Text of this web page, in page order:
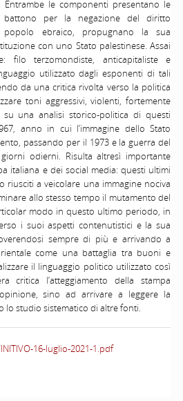
le componenti presentano le
battono per la negazione del diritto
popolo ebraico, propugnano la sua
con uno Stato palestinese. Assai
filo terzomondiste, anticapitaliste e
utilizzato dagli esponenti di tali
da una critica rivolta verso la politica
toni aggressivi, violenti, fortemente
una analisi storico-politica di questi
anno in cui l’immagine dello Stato
passando per il 1973 e la guerra del
odierni. Risulta altresì importante
italiana e dei social media: questi ultimi
a veicolare una immagine nociva
allo stesso tempo il mutamento del
modo in questo ultimo periodo, in
i suoi aspetti contenutistici e la sua
sempre di più e arrivando a
come una battaglia tra buoni e
il linguaggio politico utilizzato così
critica l’atteggiamento della stampa
sino ad arrivare a leggere la
lo studio sistematico di altre fonti.
16-luglio-2021-1.pdf